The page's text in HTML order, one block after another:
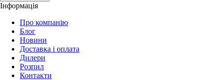
Інформація
Про компанію
Блог
Новини
Доставка і оплата
Дилери
Розпил
Контакти